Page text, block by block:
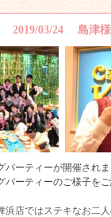
2019/03/24 島津様
パーティーが開催され
ーティーのご様子をご
浜店ではステキなお二